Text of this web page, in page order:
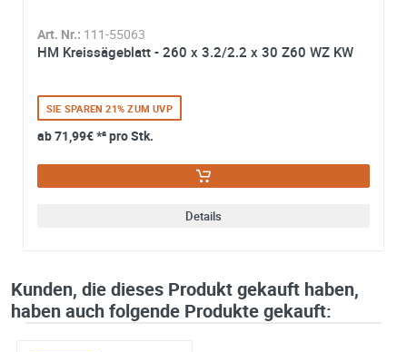
Art. Nr.: 111-55063
HM Kreissägeblatt - 260 x 3.2/2.2 x 30 Z60 WZ KW
SIE SPAREN 21% ZUM UVP
ab71,99€*² pro Stk.
Details
Kunden, die dieses Produkt gekauft haben,
haben auch folgende Produkte gekauft: